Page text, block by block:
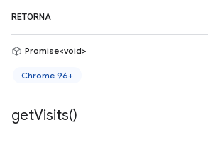
RETORNA
Promise<void>
Chrome 96+
getVisits()